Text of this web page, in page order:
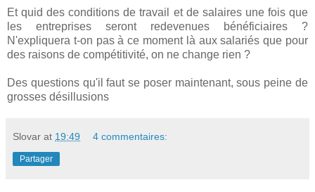
Et quid des conditions de travail et de salaires une fois que
les entreprises seront redevenues bénéficiaires ?
N'expliquera t-on pas à ce moment là aux salariés que pour
des raisons de compétitivité, on ne change rien ?
Des questions qu'il faut se poser maintenant, sous peine de
grosses désillusions
Slovar at 19:49 4 commentaires:
Partager